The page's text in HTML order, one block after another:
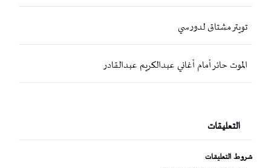
تويتر مشتاق لدورسي
الموت حائر أمام أغاني عبدالكريم عبدالقادر
التعليقات
شروط التعليقات